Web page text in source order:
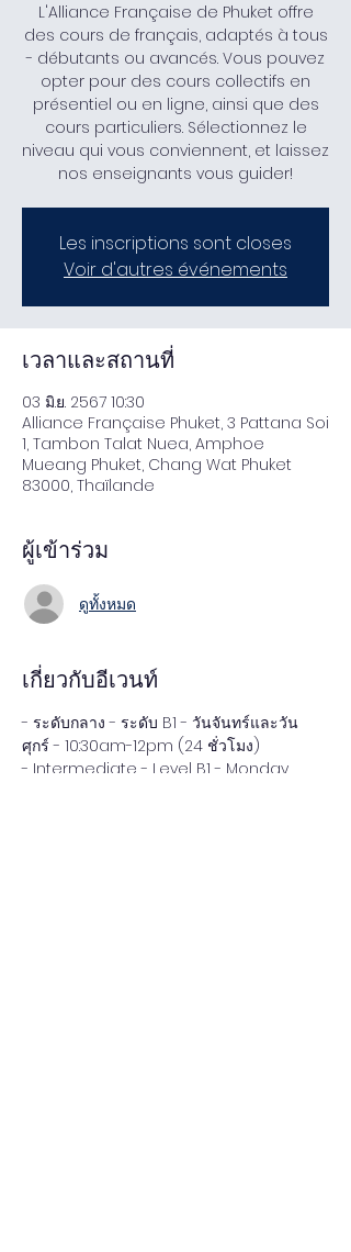
L'Alliance Française de Phuket offre
des cours de français, adaptés à tous
- débutants ou avancés. Vous pouvez
opter pour des cours collectifs en
présentiel ou en ligne, ainsi que des
cours particuliers. Sélectionnez le
niveau qui vous conviennent, et laissez
nos enseignants vous guider!
Les inscriptions sont closes
Voir d'autres événements
เวลาและสถานที่
03 มิ.ย. 2567 10:30
Alliance Française Phuket, 3 Pattana Soi
1, Tambon Talat Nuea, Amphoe
Mueang Phuket, Chang Wat Phuket
83000, Thaïlande
ผู้เข้าร่วม
ดูทั้งหมด
เกี่ยวกับอีเวนท์
- ระดับกลาง - ระดับ B1 - วันจันทร์และวัน
ศุกร์ - 10:30am-12pm (24 ชั่วโมง)
- Intermediate - Level B1 - Monday,